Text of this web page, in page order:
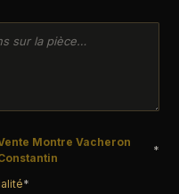
Montre Vacheron
*
*